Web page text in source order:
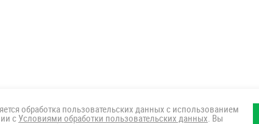
обработка пользовательских данных с использованием
с Условиями обработки пользовательских данных . Вы